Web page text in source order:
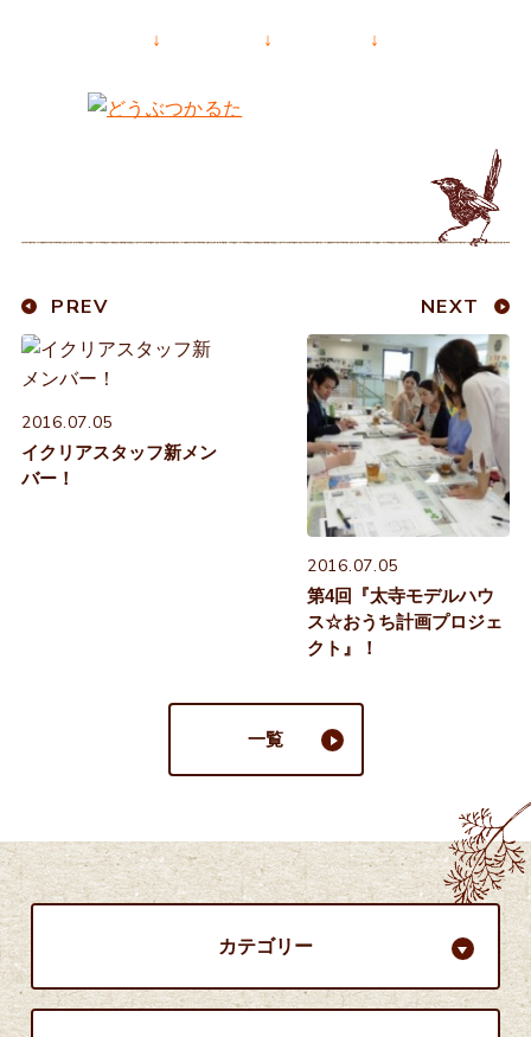
↓ ↓ ↓
PREV
2016.07.05
イクリアスタッフ新メン
バー！
NEXT
2016.07.05
第4回『太寺モデルハウ
ス☆おうち計画プロジェ
クト』！
一覧
カテゴリー